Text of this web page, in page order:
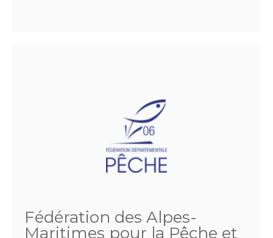
Fédération des Alpes-
Maritimes pour la Pêche et